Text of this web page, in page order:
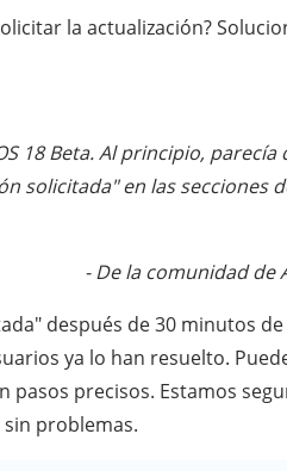
la actualización?
18 Beta. Al principio, parecía
solicitada" en las secciones
- De la comunidad de
después de 30 minutos de
ya lo han resuelto.
pasos precisos. Estamos
problemas.